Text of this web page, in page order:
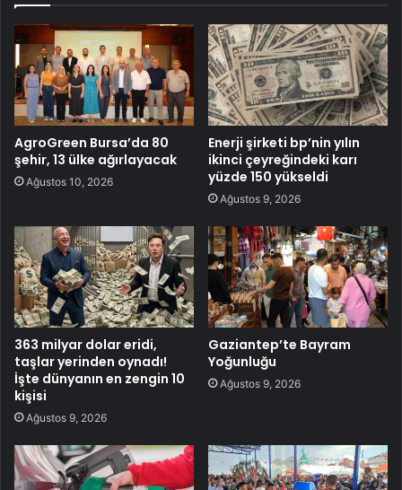
AgroGreen Bursa’da 80
şehir, 13 ülke ağırlayacak
Ağustos 10, 2026
Enerji şirketi bp’nin yılın
ikinci çeyreğindeki karı
yüzde 150 yükseldi
Ağustos 9, 2026
363 milyar dolar eridi,
taşlar yerinden oynadı!
İşte dünyanın en zengin 10
kişisi
Ağustos 9, 2026
Gaziantep’te Bayram
Yoğunluğu
Ağustos 9, 2026